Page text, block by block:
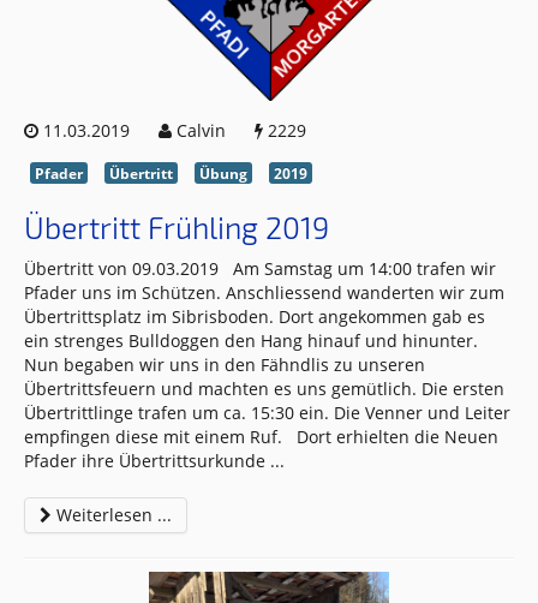
11.03.2019 Calvin 2229
Pfader Übertritt Übung 2019
Übertritt Frühling 2019
Übertritt von 09.03.2019 Am Samstag um 14:00 trafen wir
Pfader uns im Schützen. Anschliessend wanderten wir zum
Übertrittsplatz im Sibrisboden. Dort angekommen gab es
ein strenges Bulldoggen den Hang hinauf und hinunter.
Nun begaben wir uns in den Fähndlis zu unseren
Übertrittsfeuern und machten es uns gemütlich. Die ersten
Übertrittlinge trafen um ca. 15:30 ein. Die Venner und Leiter
empfingen diese mit einem Ruf. Dort erhielten die Neuen
Pfader ihre Übertrittsurkunde ...
Weiterlesen ...